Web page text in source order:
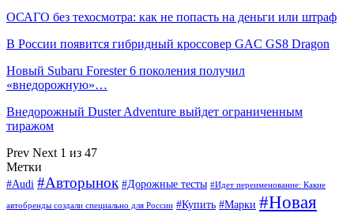
ОСАГО без техосмотра: как не попасть на деньги или штраф
В России появится гибридный кроссовер GAC GS8 Dragon
Новый Subaru Forester 6 поколения получил
«внедорожную»…
Внедорожный Duster Adventure выйдет ограниченным
тиражом
Prev Next 1 из 47
Метки
#Audi #Авторынок #Дорожные тесты #Идет переименование: Какие
автобренды создали специально для России #Купить #Марки #Новая